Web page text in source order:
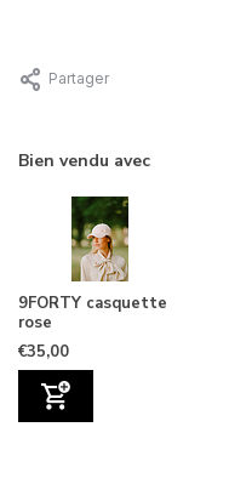
Partager
Bien vendu avec
9FORTY casquette
rose
€35,00